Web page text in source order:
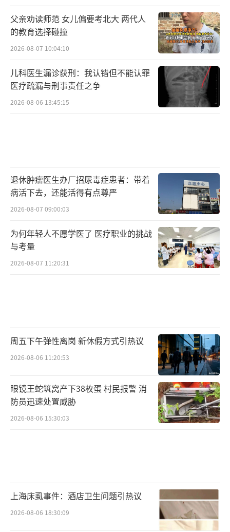
父亲劝读师范 女儿偏要考北大 两代人
的教育选择碰撞
2026-08-07 10:04:10
儿科医生漏诊获刑：我认错但不能认罪
医疗疏漏与刑事责任之争
2026-08-06 13:45:15
退休肿瘤医生办厂招尿毒症患者：带着
病活下去，还能活得有点尊严
2026-08-07 09:00:03
为何年轻人不愿学医了 医疗职业的挑战
与考量
2026-08-07 11:20:31
周五下午弹性离岗 新休假方式引热议
2026-08-06 11:20:53
眼镜王蛇筑窝产下38枚蛋 村民报警 消
防员迅速处置威胁
2026-08-06 15:30:03
上海床虱事件：酒店卫生问题引热议
2026-08-06 18:30:09